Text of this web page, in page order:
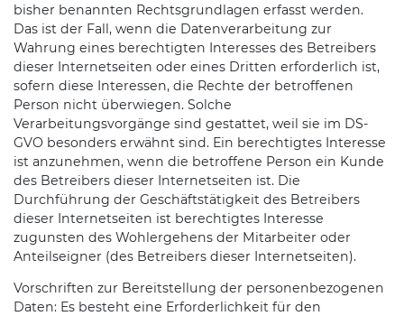
bisher benannten Rechtsgrundlagen erfasst werden.
Das ist der Fall, wenn die Datenverarbeitung zur
Wahrung eines berechtigten Interesses des Betreibers
dieser Internetseiten oder eines Dritten erforderlich ist,
sofern diese Interessen, die Rechte der betroffenen
Person nicht überwiegen. Solche
Verarbeitungsvorgänge sind gestattet, weil sie im DS-
GVO besonders erwähnt sind. Ein berechtigtes Interesse
ist anzunehmen, wenn die betroffene Person ein Kunde
des Betreibers dieser Internetseiten ist. Die
Durchführung der Geschäftstätigkeit des Betreibers
dieser Internetseiten ist berechtigtes Interesse
zugunsten des Wohlergehens der Mitarbeiter oder
Anteilseigner (des Betreibers dieser Internetseiten).
Vorschriften zur Bereitstellung der personenbezogenen
Daten: Es besteht eine Erforderlichkeit für den